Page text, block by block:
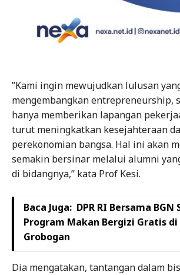
”Kami ingin mewujudkan lulusan
mengembangkan entrepreneurship,
hanya memberikan lapangan
turut meningkatkan kesejahteraan
perekonomian bangsa. Hal ini akan
semakin bersinar melalui alumni
di bidangnya,” kata Prof Kesi.
Baca Juga: DPR RI Bersama BGN
Program Makan Bergizi Gratis di
Grobogan
Dia mengatakan, tantangan dalam